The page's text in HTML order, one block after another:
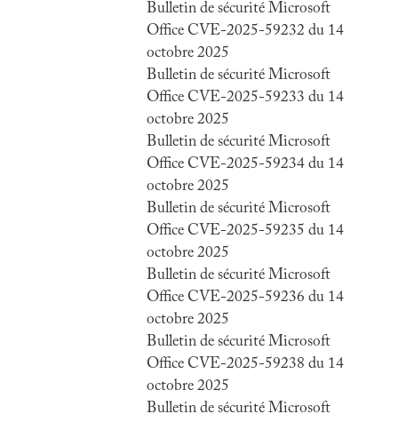
Bulletin de sécurité Microsoft
Office CVE-2025-59232 du 14
octobre 2025
Bulletin de sécurité Microsoft
Office CVE-2025-59233 du 14
octobre 2025
Bulletin de sécurité Microsoft
Office CVE-2025-59234 du 14
octobre 2025
Bulletin de sécurité Microsoft
Office CVE-2025-59235 du 14
octobre 2025
Bulletin de sécurité Microsoft
Office CVE-2025-59236 du 14
octobre 2025
Bulletin de sécurité Microsoft
Office CVE-2025-59238 du 14
octobre 2025
Bulletin de sécurité Microsoft